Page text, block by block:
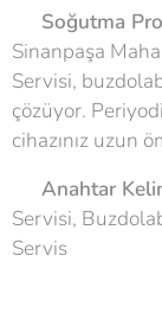
Soğutma
Sinanpaşa
Servisi,
çözüyor.
cihazınız uzun
Anahtar
Servisi,
Servis